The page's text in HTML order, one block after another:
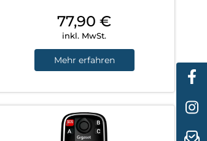
77,90€
inkl. MwSt.
Mehr erfahren